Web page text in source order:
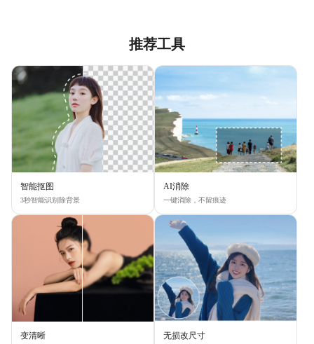
推荐工具
智能抠图
3秒智能识别除背景
AI消除
一键消除，不留痕迹
变清晰 无损改尺寸